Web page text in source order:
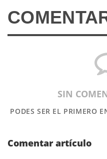
SIN
PODES SER EL PRIMERO
Comentar artículo